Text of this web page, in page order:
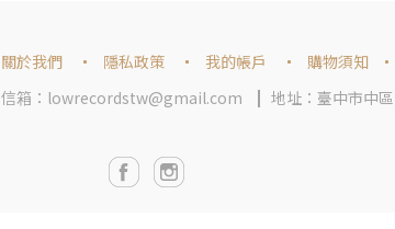
關於我們 隱私政策 我的帳戶
購物須知
信箱：lowrecordstw@gmail.com 地址：臺中市中